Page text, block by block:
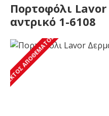
Πορτοφόλι
αντρικό 1-6108
ΕΚΤΌΣ ΑΠΟΘΈΜΑΤΟΣ